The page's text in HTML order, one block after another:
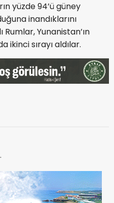
yüzde 94’ü güney
inandıklarını
Yunanistan’ın
ikinci sırayı aldılar.